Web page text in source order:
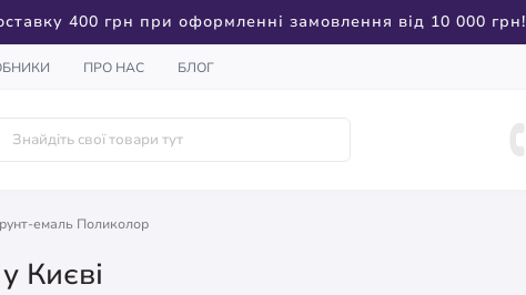
400 грн при оформленні замовлення від 10 000 грн!
ПРО НАС БЛОГ
емаль Поликолор
Києві